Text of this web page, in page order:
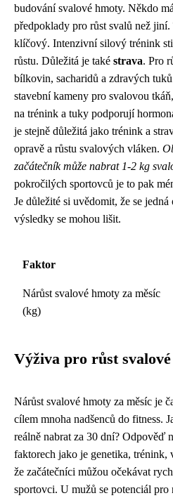
budování svalové hmoty. Někdo
předpoklady pro růst svalů než jiní.
klíčový. Intenzivní silový trénink
růstu. Důležitá je také strava. Pro
bílkovin, sacharidů a zdravých
stavební kameny pro svalovou
na trénink a tuky podporují
je stejně důležitá jako trénink a
opravě a růstu svalových vláken.
začátečník může nabrat 1-2 kg
pokročilých sportovců je to pak
Je důležité si uvědomit, že se
výsledky se mohou lišit.
Faktor
Nárůst svalové hmoty za měsíc
(kg)
Výživa pro růst
Nárůst svalové hmoty za měsíc je
cílem mnoha nadšenců do fitness.
reálně nabrat za 30 dní? Odpověď
faktorech jako je genetika, trénink,
že začátečníci můžou očekávat
sportovci. U mužů se potenciál